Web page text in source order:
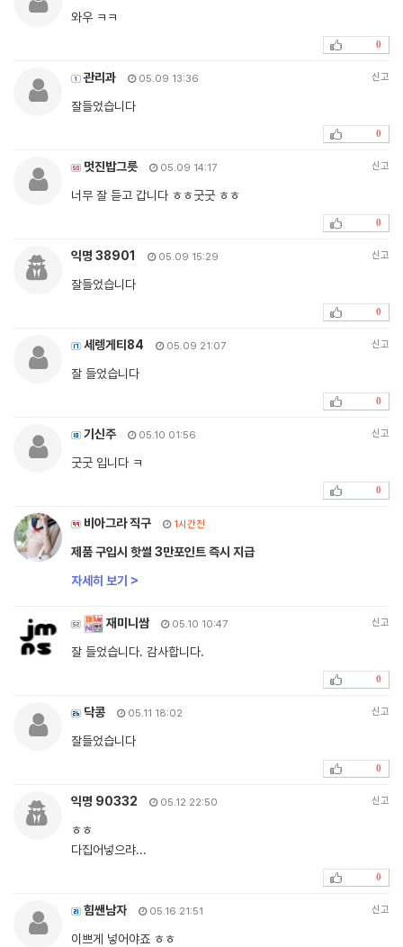
와우 ㅋㅋ
0
관리과 05.09 13:36 신고
잘들었습니다
0
멋진밥그릇 05.09 14:17 신고
너무 잘 듣고 갑니다 ㅎㅎ굿굿 ㅎㅎ
0
익명 38901 05.09 15:29 신고
잘들었습니다
0
세렝게티84 05.09 21:07 신고
잘 들었습니다
0
기신주 05.10 01:56 신고
굿굿 입니다 ㅋ
0
비아그라 직구 1시간전
제품 구입시 핫썰 3만포인트 즉시 지급
자세히 보기 >
재미니쌈 05.10 10:47 신고
잘 들었습니다. 감사합니다.
0
닥콩 05.11 18:02 신고
잘들었습니다
0
익명 90332 05.12 22:50 신고
ㅎㅎ
다집어넣으랴...
0
힘쌘남자 05.16 21:51 신고
이쁘게 넣어야죠 ㅎㅎ